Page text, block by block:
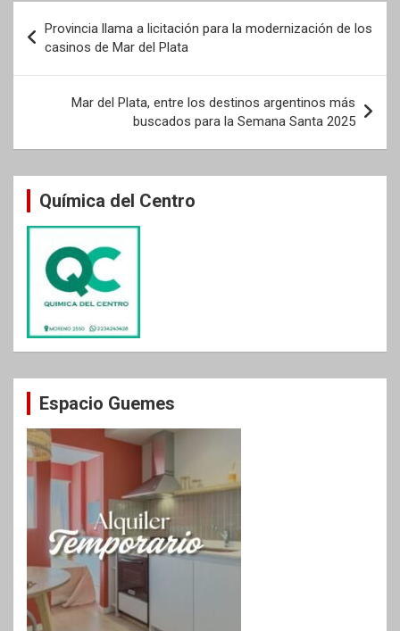
de
entradas
Provincia llama a licitación para la modernización de los
casinos de Mar del Plata
Mar del Plata, entre los destinos argentinos más
buscados para la Semana Santa 2025
Química del Centro
Espacio Guemes